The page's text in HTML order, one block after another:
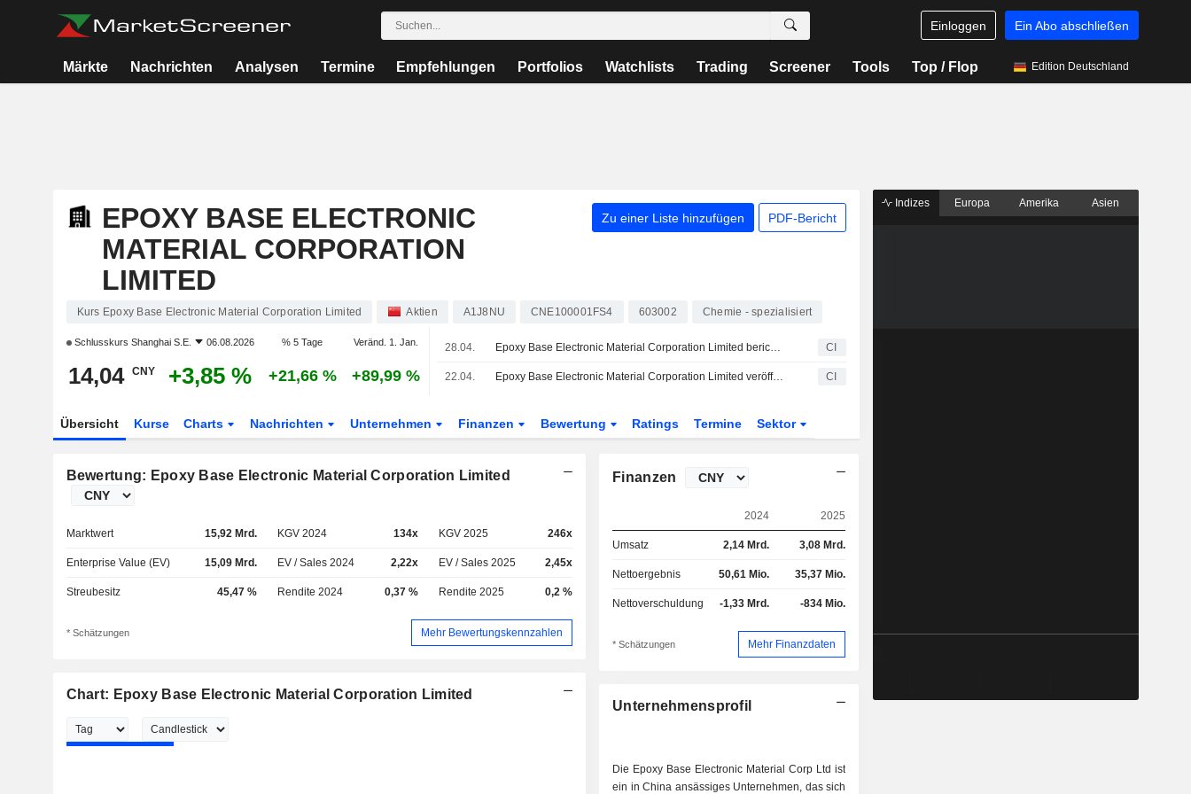
Einloggen Ein Abo abschließen
Märkte Nachrichten Analysen Termine Empfehlungen Portfolios Watchlists Trading Screener Tools Top / Flop Edition Deutschland
EPOXY BASE ELECTRONIC
MATERIAL CORPORATION
LIMITED
Zu einer Liste hinzufügen PDF-Bericht
Kurs Epoxy Base Electronic Material Corporation Limited Aktien A1J8NU CNE100001FS4 603002 Chemie - spezialisiert
Schlusskurs Shanghai S.E. 06.08.2026 % 5 Tage Veränd. 1. Jan.
14,04 CNY +3,85 % +21,66 % +89,99 %
28.04. Epoxy Base Electronic Material Corporation Limited berichtet über die Ergebnisse des ersten Quartals zum 31. März 2026 CI
22.04. Epoxy Base Electronic Material Corporation Limited veröffentlicht Ergebnisse für das am 31. Dezember 2025 endende Geschäftsjahr CI
Übersicht Kurse Charts Nachrichten Unternehmen Finanzen Bewertung Ratings Termine Sektor
Bewertung: Epoxy Base Electronic Material Corporation Limited
Marktwert 15,92 Mrd. KGV 2024 134x KGV 2025 246x
Enterprise Value (EV) 15,09 Mrd. EV / Sales 2024 2,22x EV / Sales 2025 2,45x
Streubesitz 45,47 % Rendite 2024 0,37 % Rendite 2025 0,2 %
* Schätzungen Mehr Bewertungskennzahlen
Chart: Epoxy Base Electronic Material Corporation Limited
Finanzen
2024 2025
Umsatz 2,14 Mrd. 3,08 Mrd.
Nettoergebnis 50,61 Mio. 35,37 Mio.
Nettoverschuldung -1,33 Mrd. -834 Mio.
* Schätzungen Mehr Finanzdaten
Unternehmensprofil
Die Epoxy Base Electronic Material Corp Ltd ist
ein in China ansässiges Unternehmen, das sich
Indizes Europa Amerika Asien